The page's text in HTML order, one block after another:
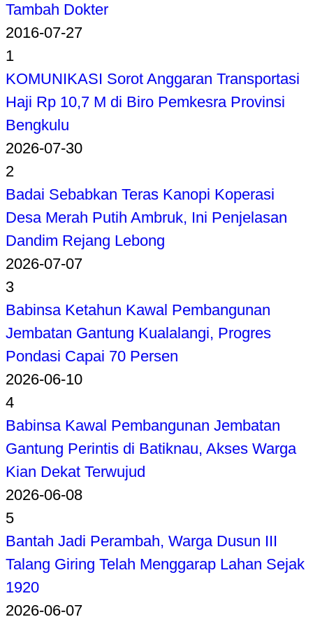
Tambah Dokter
2016-07-27
1
KOMUNIKASI Sorot Anggaran Transportasi
Haji Rp 10,7 M di Biro Pemkesra Provinsi
Bengkulu
2026-07-30
2
Badai Sebabkan Teras Kanopi Koperasi
Desa Merah Putih Ambruk, Ini Penjelasan
Dandim Rejang Lebong
2026-07-07
3
Babinsa Ketahun Kawal Pembangunan
Jembatan Gantung Kualalangi, Progres
Pondasi Capai 70 Persen
2026-06-10
4
Babinsa Kawal Pembangunan Jembatan
Gantung Perintis di Batiknau, Akses Warga
Kian Dekat Terwujud
2026-06-08
5
Bantah Jadi Perambah, Warga Dusun III
Talang Giring Telah Menggarap Lahan Sejak
1920
2026-06-07